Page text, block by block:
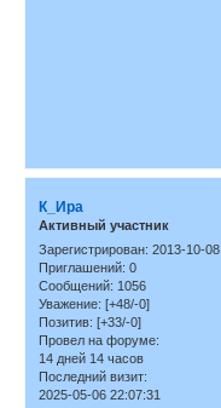
К_Ира
Активный участник
Зарегистрирован: 2013-10-08
Приглашений: 0
Сообщений: 1056
Уважение: [+48/-0]
Позитив: [+33/-0]
Провел на форуме:
14 дней 14 часов
Последний визит:
2025-05-06 22:07:31